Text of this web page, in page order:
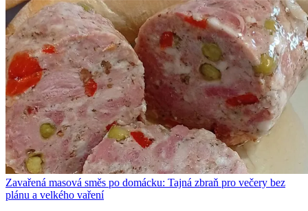
Zavařená masová směs po domácku: Tajná zbraň pro večery bez
plánu a velkého vaření